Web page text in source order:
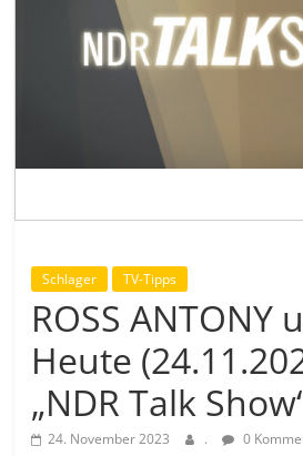
Schlager TV-Tipps
ROSS ANTONY
Heute
„NDR Talk
24. November 2023 . 0